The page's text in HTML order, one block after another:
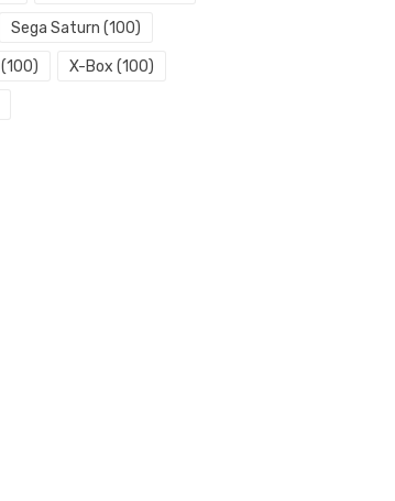
Sega Saturn (100)
(100) X-Box (100)